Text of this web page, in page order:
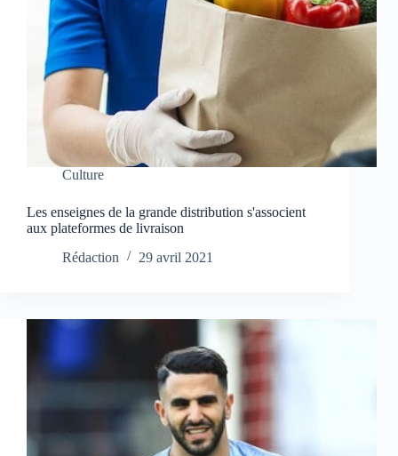
Culture
Les enseignes de la grande distribution s'associent
aux plateformes de livraison
Rédaction
29 avril 2021